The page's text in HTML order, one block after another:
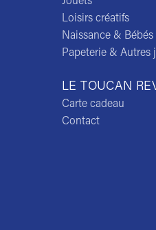
Loisirs créatifs
Naissance & Bébés
Papeterie & Autres
LE TOUCAN
Carte cadeau
Contact